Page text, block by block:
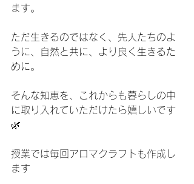
ます。
ただ生きるのではなく、先人たちのよ
うに、自然と共に、より良く生きるた
めに。
そんな知恵を、これからも暮らしの中
に取り入れていただけたら嬉しいです
🌿
授業では毎回アロマクラフトも作成し
ます